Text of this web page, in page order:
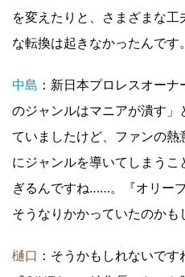
を変えたりと、さまざまな
な転換は起きなかったんです。
中島 ：新日本プロレスオー
のジャンルはマニアが潰す
ていましたけど、ファンの
にジャンルを導いてしまう
ぎるんですね……。『オリー
そうなりかかっていたのかも
樋口 ：そうかもしれないで